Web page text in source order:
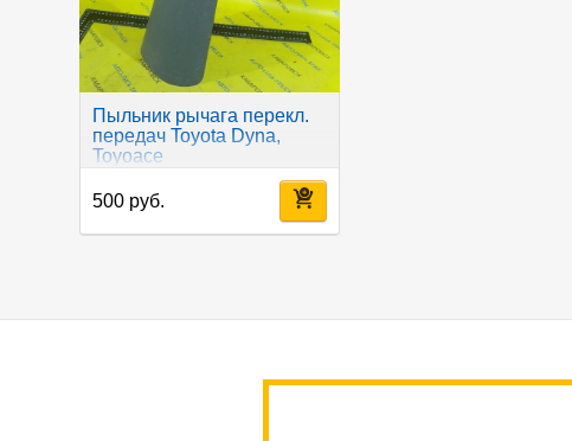
Пыльник рычага перекл.
передач Toyota Dyna,
Toyoace
500 руб.